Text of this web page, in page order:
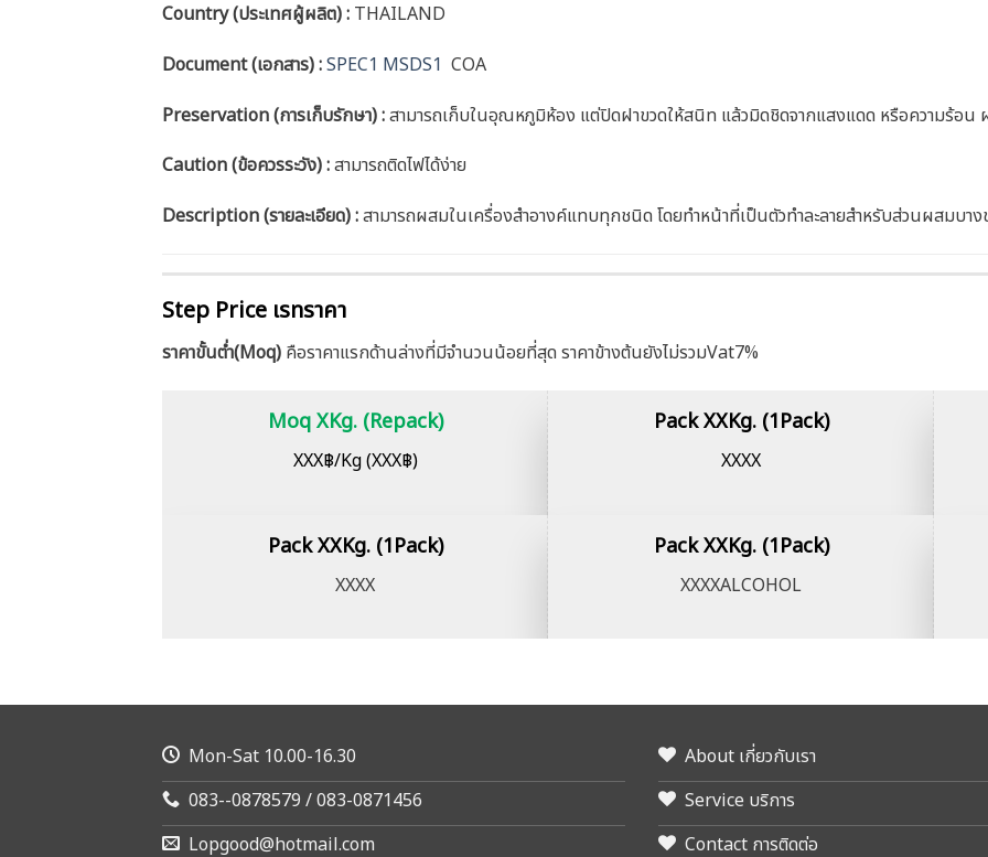
Country (ประเทศผู้ผลิต) : THAILAND
Document (เอกสาร) :SPEC1 MSDS1 COA
Preservation (การเก็บรักษา) :สามารถเก็บในอุณหภูมิห้อง แต่ปิดฝาขวดให้สนิท แล้วมิดชิดจากแสงแดด หรือความร้อน
Caution(ข้อควรระวัง) :สามารถติดไฟได้ง่าย
Description (รายละเอียด):สามารถผสมในเครื่องสำอางค์แทบทุกชนิด โดยทำหน้าที่เป็นตัวทำละลายสำหรับส่วนผสมบา
Step Price เรทราคา
ราคาขั้นต่ำ(Moq) คือราคาแรกด้านล่างที่มีจำนวนน้อยที่สุด ราคาข้างต้นยังไม่รวมVat7%
Moq XKg. (Repack)
XXX฿/Kg (XXX฿)
Pack XXKg. (1Pack)
XXXX
Pack XXKg. (1Pack)
XXXX
Pack XXKg. (1Pack)
XXXXALCOHOL
Mon-Sat 10.00-16.30
083--0878579 / 083-0871456
Lopgood@hotmail.com
About เกี่ยวกับเรา
Service บริการ
Contact การติดต่อ